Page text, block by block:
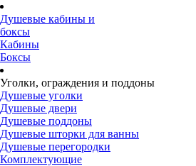
Душевые кабины и
боксы
Кабины
Боксы
Уголки, ограждения и поддоны
Душевые уголки
Душевые двери
Душевые поддоны
Душевые шторки для ванны
Душевые перегородки
Комплектующие